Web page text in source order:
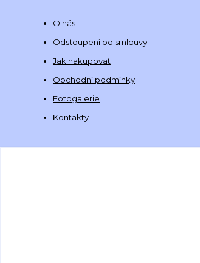
O nás
Odstoupení od smlouvy
Jak nakupovat
Obchodní podmínky
Fotogalerie
Kontakty